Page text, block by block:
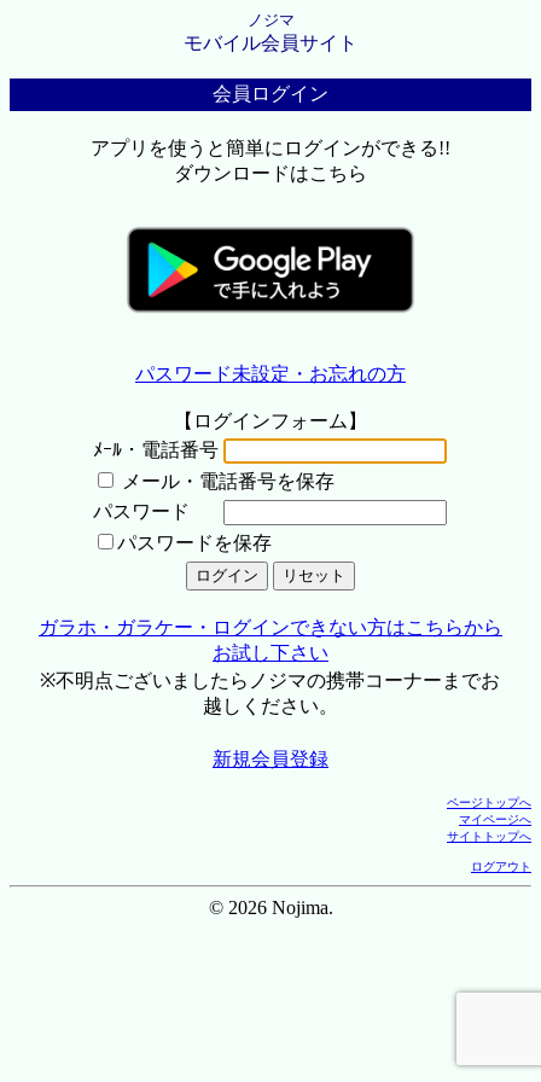
ノジマ
モバイル会員サイト
会員ログイン
アプリを使うと簡単にログインができる!!
ダウンロードはこちら
パスワード未設定・お忘れの方
【ログインフォーム】
ﾒｰﾙ・電話番号
メール・電話番号を保存
パスワード
パスワードを保存
ガラホ・ガラケー・ログインできない方はこちらから
お試し下さい
※不明点ございましたらノジマの携帯コーナーまでお
越しください。
新規会員登録
ページトップへ
マイページへ
サイトトップへ
ログアウト
© 2026 Nojima.